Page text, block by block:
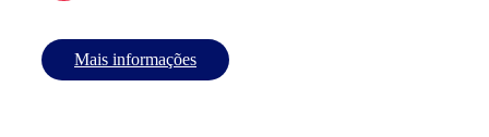
Mais informações